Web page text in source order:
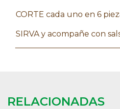
CORTE cada uno en 6
SIRVA y acompañe con
RELACIONADAS